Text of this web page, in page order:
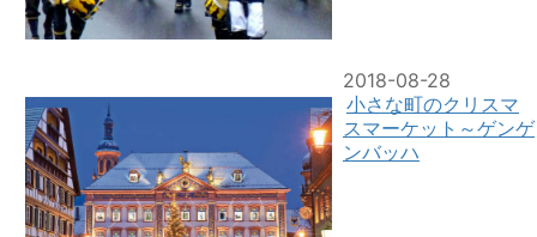
2018-08-28
小さな町のクリスマ
スマーケット～ゲンゲ
ンバッハ